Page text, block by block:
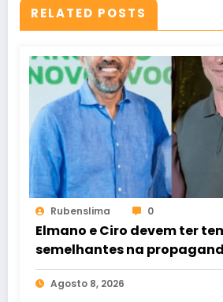
RELATED POSTS
Rubenslima 0
Elmano e Ciro devem ter
semelhantes na
de rádio e TV
Agosto 8, 2026